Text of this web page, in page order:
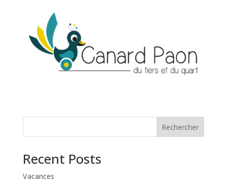
Rechercher
Recent Posts
Vacances